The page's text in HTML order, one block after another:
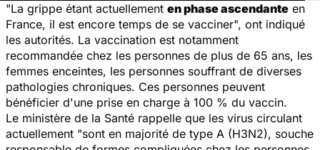
"La grippe étant actuellement en phase ascendante en
France, il est encore temps de se vacciner", ont indiqué
les autorités. La vaccination est notamment
recommandée chez les personnes de plus de 65 ans, les
femmes enceintes, les personnes souffrant de diverses
pathologies chroniques. Ces personnes peuvent
bénéficier d'une prise en charge à 100 % du vaccin.
Le ministère de la Santé rappelle que les virus circulant
actuellement "sont en majorité de type A (H3N2), souche